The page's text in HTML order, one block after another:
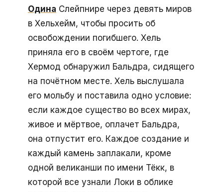
Одина Слейпнире через девять миров
в Хельхейм, чтобы просить об
освобождении погибшего. Хель
приняла его в своём чертоге, где
Хермод обнаружил Бальдра, сидящего
на почётном месте. Хель выслушала
его мольбу и поставила одно условие:
если каждое существо во всех мирах,
живое и мёртвое, оплачет Бальдра,
она отпустит его. Каждое создание и
каждый камень заплакали, кроме
одной великанши по имени Тёкк, в
которой все узнали Локи в облике